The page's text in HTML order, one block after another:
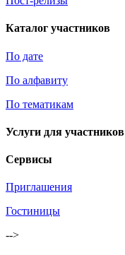
Каталог участников
По дате
По алфавиту
По тематикам
Услуги для участников
Сервисы
Приглашения
Гостиницы
-->